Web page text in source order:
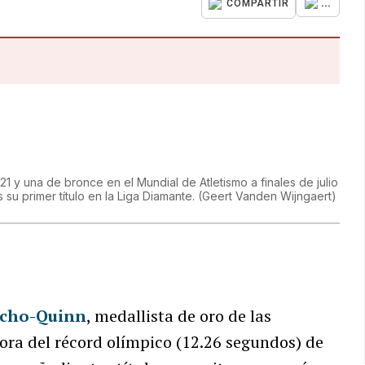
COMPARTIR
y una de bronce en el Mundial de Atletismo a finales de julio
primer título en la Liga Diamante. (Geert Vanden Wijngaert)
Quinn, medallista de oro de las
del récord olímpico (12.26 segundos) de